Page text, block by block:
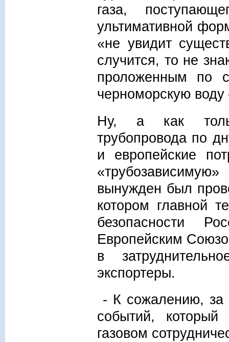
газа,
ультимативной
«не увидит
случится, то не
проложенным по
черноморскую воду
Ну, а как
трубопровода по
и европейские
вынужден был
котором главной
безопасности
Европейским
в
экспортеры.
- К сожалению, за
событий,
газовом